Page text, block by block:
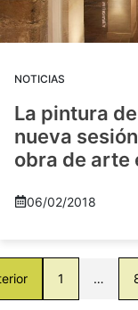
NOTICIAS
La pintura
nueva
obra de arte
06/02/2018
1 …